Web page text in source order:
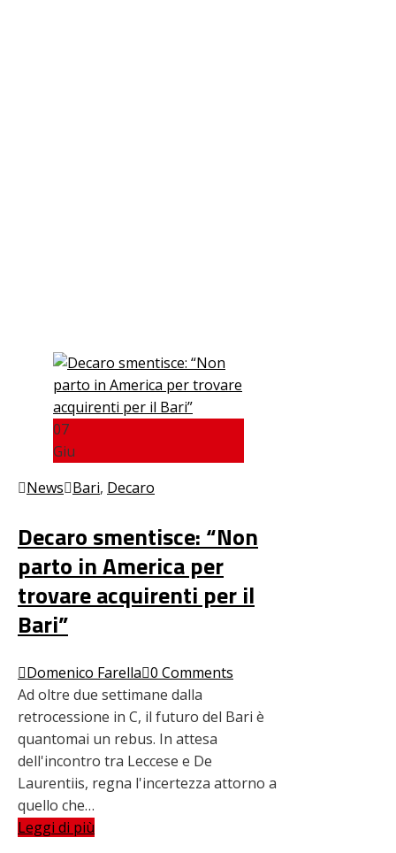
07
Giu
News Bari, Decaro
Decaro smentisce: “Non
parto in America per
trovare acquirenti per il
Bari”
Domenico Farella 0 Comments
Ad oltre due settimane dalla
retrocessione in C, il futuro del Bari è
quantomai un rebus. In attesa
dell'incontro tra Leccese e De
Laurentiis, regna l'incertezza attorno a
quello che…
Leggi di più